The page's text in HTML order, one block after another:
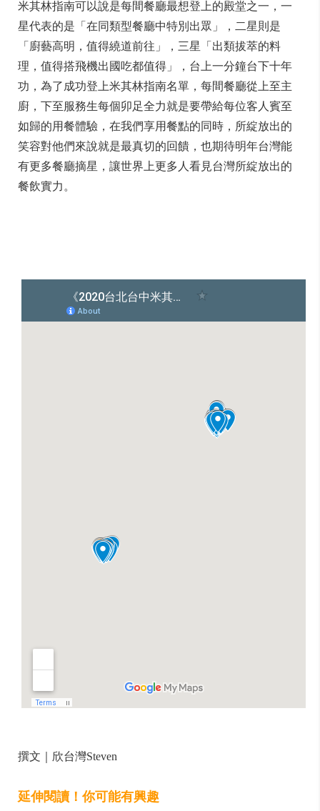
米其林指南可以說是每間餐廳最想登上的殿堂之一，一
星代表的是「在同類型餐廳中特別出眾」，二星則是
「廚藝高明，值得繞道前往」，三星「出類拔萃的料
理，值得搭飛機出國吃都值得」，台上一分鐘台下十年
功，為了成功登上米其林指南名單，每間餐廳從上至主
廚，下至服務生每個卯足全力就是要帶給每位客人賓至
如歸的用餐體驗，在我們享用餐點的同時，所綻放出的
笑容對他們來說就是最真切的回饋，也期待明年台灣能
有更多餐廳摘星，讓世界上更多人看見台灣所綻放出的
餐飲實力。
撰文｜欣台灣Steven
延伸閱讀！你可能有興趣